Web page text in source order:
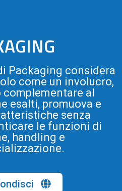
Packaging considera
come un involucro,
al
esalti, promuova e
senza
le funzioni di
handling e